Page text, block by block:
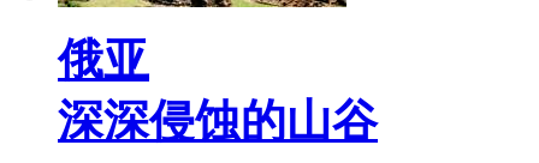
俄亚
深深侵蚀的山谷